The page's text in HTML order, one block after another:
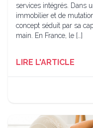
services intégrés. Dans
immobilier et de
concept séduit par sa
main. En France, le […]
LIRE L'ARTICLE